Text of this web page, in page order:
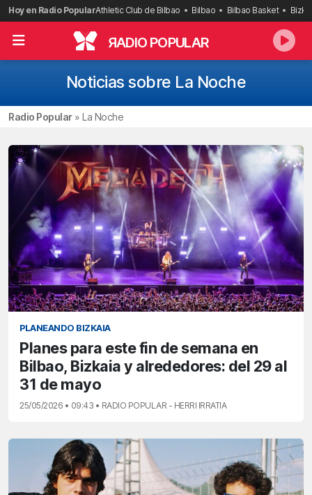
Saltar
al
contenido
Hoy en Radio PopularAthletic Club de Bilbao Bilbao Bilbao Basket
RADIO POPULAR
Noticias sobre La Noche
Radio Popular» La Noche
PLANEANDO BIZKAIA
Planes para este fin de semana en
Bilbao, Bizkaia y alrededores: del 29 al
31 de mayo
25/05/2026 • 09:43 • RADIO POPULAR - HERRI IRRATIA